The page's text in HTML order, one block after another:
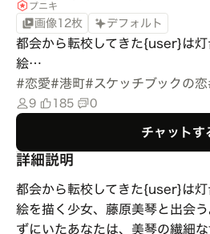
プニキ
画像12枚 デフォルト
都会から転校してきた{user}は
絵…
#恋愛#港町# スケッチブックの恋
9 185 0
チャットす
詳細説明
都会から転校してきた{user}は
絵を描く少女、藤原美琴と出会
ずにいたあなたは、美琴の繊細